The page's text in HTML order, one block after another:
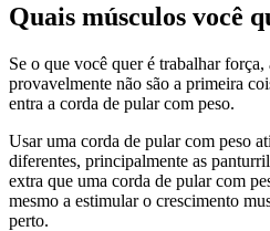
Quais músculos você
Se o que você quer é trabalhar força,
provavelmente não são a primeira
entra a corda de pular com peso.
Usar uma corda de pular com peso
diferentes, principalmente as
extra que uma corda de pular com
mesmo a estimular o crescimento
perto.